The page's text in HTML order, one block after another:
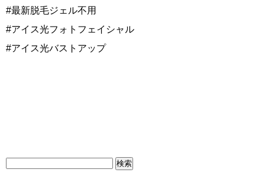
#最新脱毛ジェル不用
#アイス光フォトフェイシャル
#アイス光バストアップ